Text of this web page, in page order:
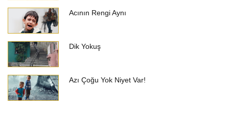
Acının Rengi Aynı
Dik Yokuş
Azı Çoğu Yok Niyet Var!